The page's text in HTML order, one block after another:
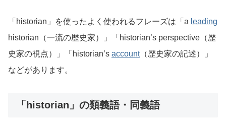
「historian」を使ったよく使われるフレーズは「a leading
historian（一流の歴史家）」「historian’s perspective（歴
史家の視点）」「historian’s account（歴史家の記述）」
などがあります。
「historian」の類義語・同義語